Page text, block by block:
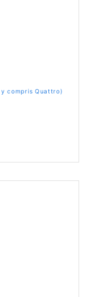
compris Quattro)